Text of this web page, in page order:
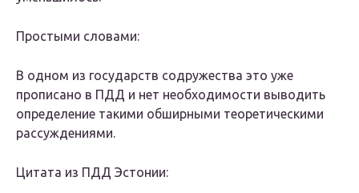
Простыми словами:
В одном из государств содружества это уже
прописано в ПДД и нет необходимости выводить
определение такими обширными теоретическими
рассуждениями.
Цитата из ПДД Эстонии: